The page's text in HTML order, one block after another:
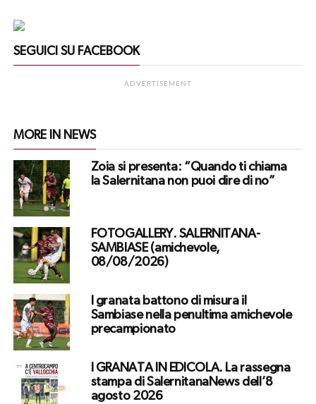
SEGUICI SU FACEBOOK
ADVERTISEMENT
MORE IN NEWS
Zoia si presenta: “Quando ti chiama
la Salernitana non puoi dire di no”
FOTOGALLERY. SALERNITANA-
SAMBIASE (amichevole,
08/08/2026)
I granata battono di misura il
Sambiase nella penultima amichevole
precampionato
I GRANATA IN EDICOLA. La rassegna
stampa di SalernitanaNews dell’8
agosto 2026